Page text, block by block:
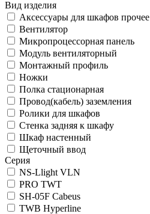
Вид изделия
Аксессуары для шкафов прочее
Вентилятор
Микропроцессорная панель
Модуль вентиляторный
Монтажный профиль
Ножки
Полка стационарная
Провод(кабель) заземления
Ролики для шкафов
Стенка задняя к шкафу
Шкаф настенный
Щеточный ввод
Серия
NS-Llight VLN
PRO TWT
SH-05F Cabeus
TWB Hyperline